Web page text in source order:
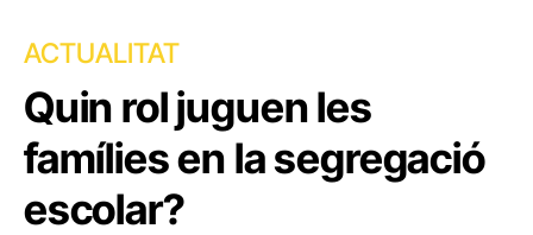
ACTUALITAT
Quin rol juguen les
famílies en la segregació
escolar?